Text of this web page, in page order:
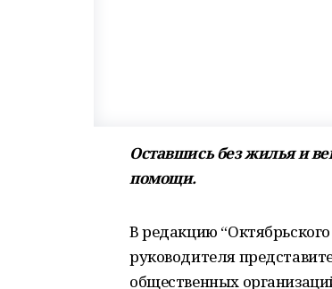
Оставшись без жилья и
помощи.
В редакцию
руководителя
общественных